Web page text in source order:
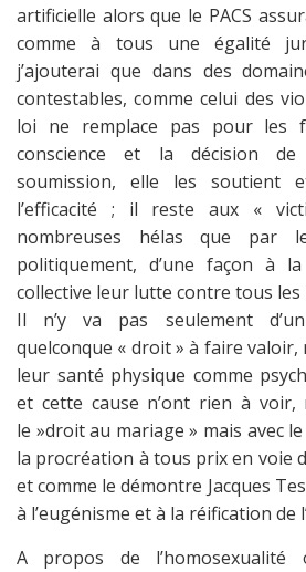
artificielle alors que le PACS
comme à tous une égalité
j’ajouterai que dans des
contestables, comme celui des
loi ne remplace pas pour les
conscience et la décision
soumission, elle les soutient
l’efficacité ; il reste aux «
nombreuses hélas que par
politiquement, d’une façon à
collective leur lutte contre tous
Il n’y va pas seulement
quelconque « droit » à faire valoir,
leur santé physique comme
et cette cause n’ont rien à voir,
le »droit au mariage » mais avec
la procréation à tous prix en voie
et comme le démontre Jacques
à l’eugénisme et à la réification de
A propos de